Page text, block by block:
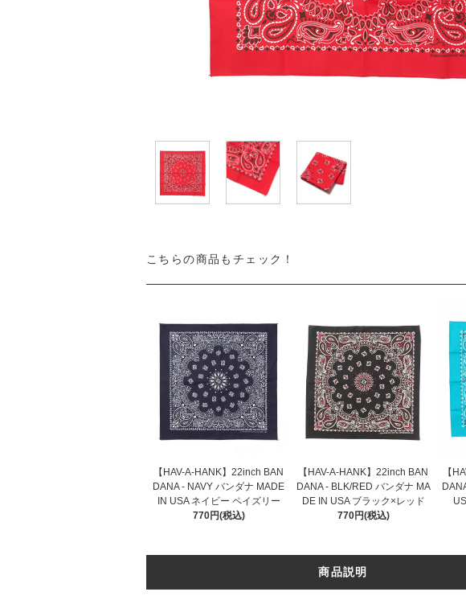
こちらの商品もチェック！
【HAV-A-HANK】22inch BAN
DANA - NAVY バンダナ MADE
IN USA ネイビー ペイズリー
770円(税込)
【HAV-A-HANK】22inch BAN
DANA - BLK/RED バンダナ MA
DE IN USA ブラック×レッド
770円(税込)
【
商品説明